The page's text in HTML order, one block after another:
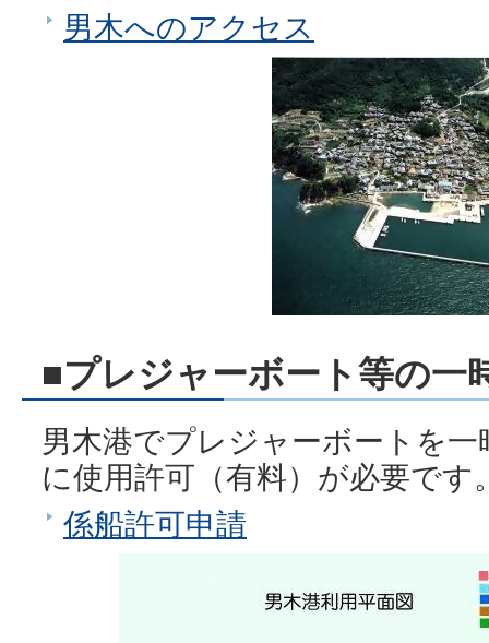
男木へのアクセス
■プレジャーボート等の一
男木港でプレジャーボートを
に使用許可（有料）が必要です
係船許可申請